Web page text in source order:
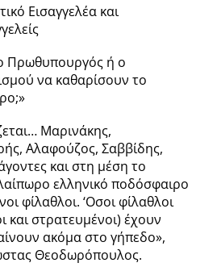
Εισαγγελέα και
Πρωθυπουργός ή ο
να καθαρίσουν το
Μαρινάκης,
Αλαφούζος, Σαββίδης,
και στη μέση το
ελληνικό ποδόσφαιρο
φίλαθλοι. ‘Οσοι φίλαθλοι
και στρατευμένοι) έχουν
ακόμα στο γήπεδο»,
Θεοδωρόπουλος.